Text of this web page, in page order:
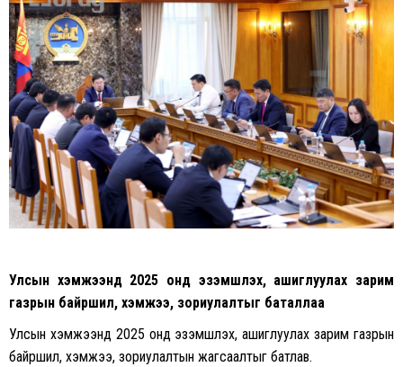
FacebookTwitter
Улсын хэмжээнд 2025 онд эзэмшүүлэх, ашиглуулах зарим
газрын байршил, хэмжээ, зориулалтыг баталлаа
Улсын хэмжээнд 2025 онд эзэмшүүлэх, ашиглуулах зарим газрын
байршил, хэмжээ, зориулалтын жагсаалтыг батлав.